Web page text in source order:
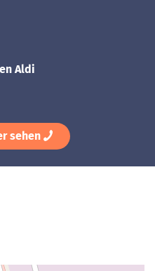
Aldi
sehen